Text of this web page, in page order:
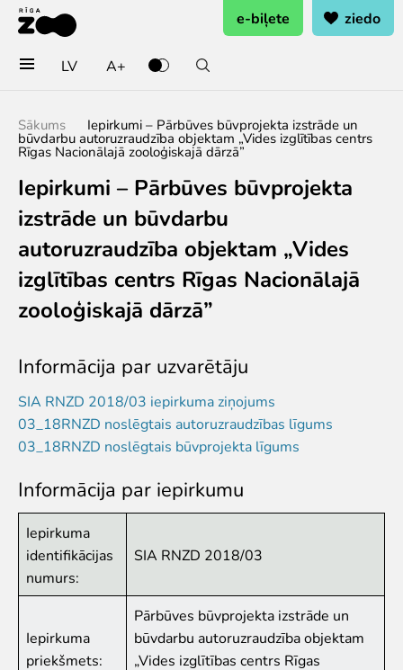
Pērc biļetes vai rezervē
Ieejas biļete
Dāvanu karte
Gada abonements
Abonements ģimenei
Abonements Goda Ģimenei
Apmeklē
Darba laiks
Kā nokļūt?
Zoo karte
Iekšējās kārtības noteikumi
Novērtē Rīga ZOO apmeklējumu!
Jaunumi
Jaunumi
Atbalsti
Krustvecāku programma uzņēmumiem
Krustvecāku programma privātpersonām
Biežāk uzdotie jautājumi
Ziedo un atbalsti
LV A+
e-biļete ziedo
Sākums Iepirkumi – Pārbūves būvprojekta izstrāde un
būvdarbu autoruzraudzība objektam „Vides izglītības centrs
Rīgas Nacionālajā zooloģiskajā dārzā”
Iepirkumi – Pārbūves būvprojekta
izstrāde un būvdarbu
autoruzraudzība objektam „Vides
izglītības centrs Rīgas Nacionālajā
zooloģiskajā dārzā”
Informācija par uzvarētāju
SIA RNZD 2018/03 iepirkuma ziņojums
03_18RNZD noslēgtais autoruzraudzības līgums
03_18RNZD noslēgtais būvprojekta līgums
Informācija par iepirkumu
Iepirkuma
identifikācijas
numurs:
SIA RNZD 2018/03
Iepirkuma
priekšmets:
Pārbūves būvprojekta izstrāde un
būvdarbu autoruzraudzība objektam
„Vides izglītības centrs Rīgas